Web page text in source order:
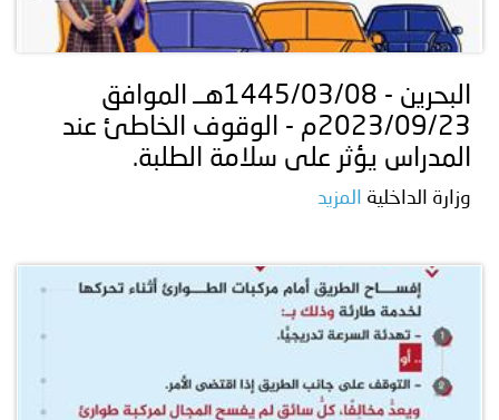
البحرين - 1445/03/08هــ الموافق
2023/09/23م - الوقوف الخاطئ عند
المدراس يؤثر على سلامة الطلبة.
وزارة الداخلية المزيد